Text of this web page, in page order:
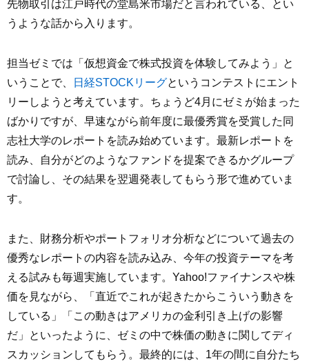
先物取引は江戸時代の堂島米市場だと言われている、とい
うような話から入ります。
担当ゼミでは「仮想資金で株式投資を体験してみよう」と
いうことで、
日経STOCKリーグというコンテストにエント
リーしようと考えています。ちょうど4月にゼミが始まった
ばかりですが、早速ながら前年度に最優秀賞を受賞した同
志社大学のレポートを読み始めています。最新レポートを
読み、自分がどのようなファンドを提案できるかグループ
で討論し、その結果を翌週発表してもらう形で進めていま
す。
また、財務分析やポートフォリオ分析などについて過去の
優秀なレポートの内容を読み込み、今年の投資テーマを考
える試みも毎週実施しています。​​Yahoo!ファイナンスや株
価を見ながら、「直近でこれが起きたからこういう動きを
している」「この動きはアメリカの金利引き上げの影響
だ」といったように、ゼミの中で株価の動きに関してディ
スカッションしてもらう。最終的には、1年の間に自分たち